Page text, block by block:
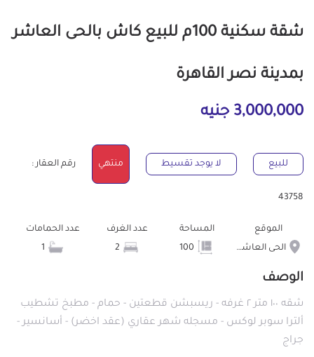
شقة سكنية 100م للبيع كاش بالحى العاشر
بمدينة نصر القاهرة
3,000,000 جنيه
للبيع لا يوجد تقسيط منتهي رقم العقار :
43758
الموقع
الحى العاشر بمدينة نصر
المساحة
عدد الغرف
عدد الحمامات
الوصف
شقه ١٠٠ متر ٢ غرفه - ريسبشن قطعتين - حمام - مطبخ تشطيب
ألترا سوبر لوكس - مسجله شهر عقاري (عقد اخضر) - أسانسير -
جراج